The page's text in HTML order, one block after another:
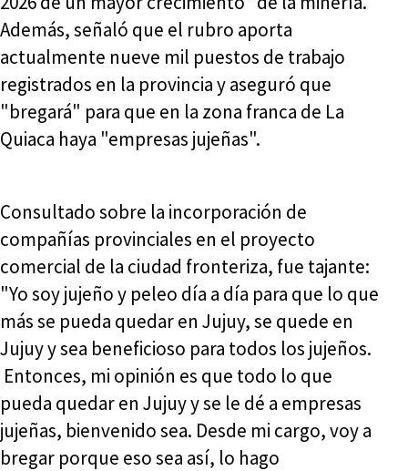
Además, señaló que el rubro aporta
actualmente nueve mil puestos de trabajo
registrados en la provincia y aseguró que
"bregará" para que en la zona franca de La
Quiaca haya "empresas jujeñas".
Consultado sobre la incorporación de
compañías provinciales en el proyecto
comercial de la ciudad fronteriza, fue tajante:
"Yo soy jujeño y peleo día a día para que lo que
más se pueda quedar en Jujuy, se quede en
Jujuy y sea beneficioso para todos los jujeños.
Entonces, mi opinión es que todo lo que
pueda quedar en Jujuy y se le dé a empresas
jujeñas, bienvenido sea. Desde mi cargo, voy a
bregar porque eso sea así, lo hago